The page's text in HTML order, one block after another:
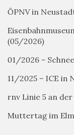
ÖPNV in
(05/2026)
01/2026 –
11/2025 – ICE in
rnv Linie 5 an
Muttertag im